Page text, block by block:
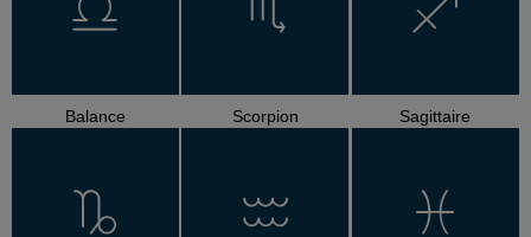
Balance Scorpion Sagittaire